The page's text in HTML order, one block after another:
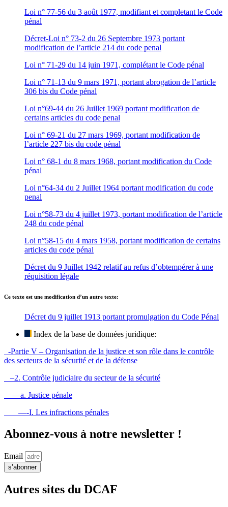
Loi n° 77-56 du 3 août 1977, modifiant et completant le Code
pénal
Décret-Loi n° 73-2 du 26 Septembre 1973 portant
modification de l’article 214 du code penal
Loi n° 71-29 du 14 juin 1971, complétant le Code pénal
Loi n° 71-13 du 9 mars 1971, portant abrogation de l’article
306 bis du Code pénal
Loi n°69-44 du 26 Juillet 1969 portant modification de
certains articles du code penal
Loi n° 69-21 du 27 mars 1969, portant modification de
l’article 227 bis du code pénal
Loi n° 68-1 du 8 mars 1968, portant modification du Code
pénal
Loi n°64-34 du 2 Juillet 1964 portant modification du code
penal
Loi n°58-73 du 4 juillet 1973, portant modification de l’article
248 du code pénal
Loi n°58-15 du 4 mars 1958, portant modification de certains
articles du code pénal
Décret du 9 Juillet 1942 relatif au refus d’obtempérer à une
réquisition légale
Ce texte est une modification d’un autre texte:
Décret du 9 juillet 1913 portant promulgation du Code Pénal
Index de la base de données juridique:
-Partie V – Organisation de la justice et son rôle dans le contrôle
des secteurs de la sécurité et de la défense
–2. Contrôle judiciaire du secteur de la sécurité
—a. Justice pénale
—-I. Les infractions pénales
Abonnez-vous à notre newsletter !
Email
s’abonner
Autres sites du DCAF